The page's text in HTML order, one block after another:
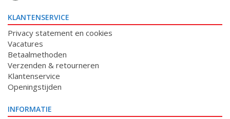
KLANTENSERVICE
Privacy statement en cookies
Vacatures
Betaalmethoden
Verzenden & retourneren
Klantenservice
Openingstijden
INFORMATIE